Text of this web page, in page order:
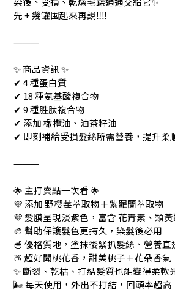
先 + 幾罐囤起來再說‼️‼️
⸻
✨ 商品資訊 ✨
✔ 4 種蛋白質
✔ 18 種氨基酸複合物
✔ 9 種胜肽複合物
✔ 添加 橄欖油、油茶籽油
✔ 即刻補給受損髮絲所需營養，提升柔
⸻
🌟 主打賣點一次看 🌟
💜 添加 野櫻莓萃取物＋紫羅蘭萃取物
💜 髮膜呈現淡紫色，富含 花青素、類黃
🎨 幫助保護髮色更持久，染髮後必用
🥣 優格質地，塗抹後緊扒髮絲、營養直
🍑 超好聞桃花香，甜美桃子＋花朵香氣
✨ 斷裂、乾枯、打結髮質也能變得柔軟
🌬 每天使用，外出不打結，回頭率超高